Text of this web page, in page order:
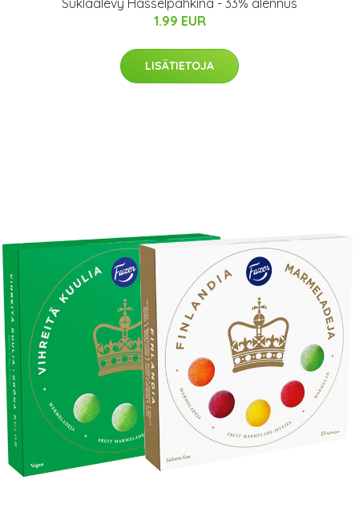
Suklaalevy Hasselpähkinä - 33% alennus
1.99 EUR
LISÄTIETOJA